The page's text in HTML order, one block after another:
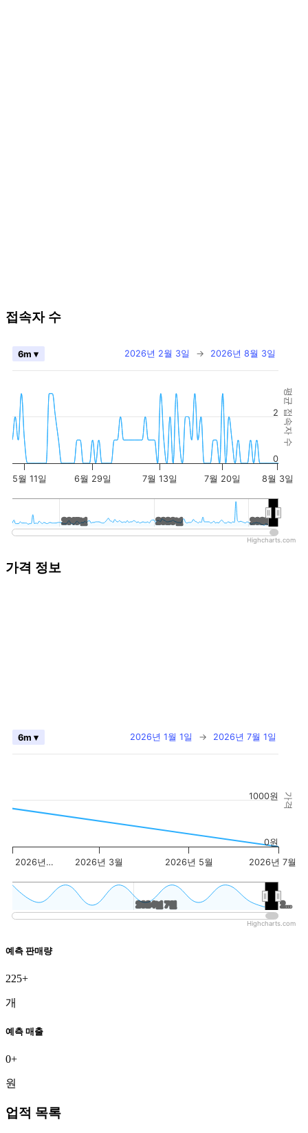
접속자 수
평균 접속자 수
2026년 2월 3일 → 2026년 8월 3일
6m ▾
5월 11일 6월 29일 7월 13일 7월 20일 8월 3일
2015년
2015년 2020년
2020년 2025년
2025년
0
2
Highcharts.com
가격 정보
가격
2026년 1월 1일 → 2026년 7월 1일
6m ▾
2026년… 2026년 3월 2026년 5월 2026년 7월
2024년 7월
2024년 7월 2…
2…
0원
1000원
Highcharts.com
예측 판매량
225+
개
예측 매출
0+
원
업적 목록